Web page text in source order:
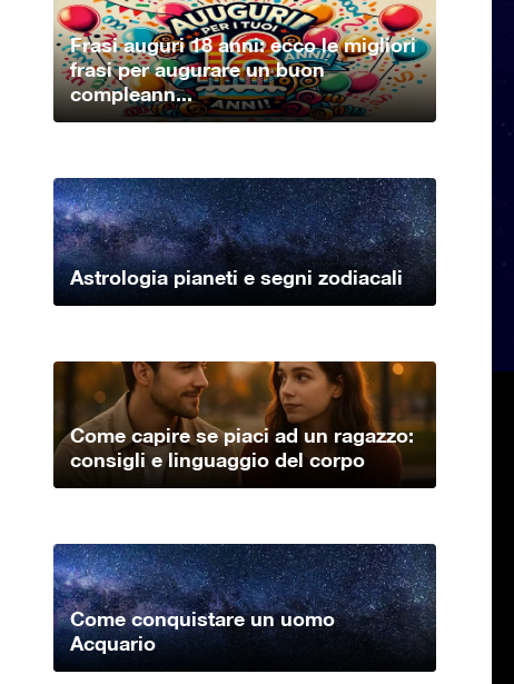
Frasi auguri 18 anni: ecco le migliori
frasi per augurare un buon
compleann...
Astrologia pianeti e segni zodiacali
Come capire se piaci ad un ragazzo:
consigli e linguaggio del corpo
Come conquistare un uomo
Acquario